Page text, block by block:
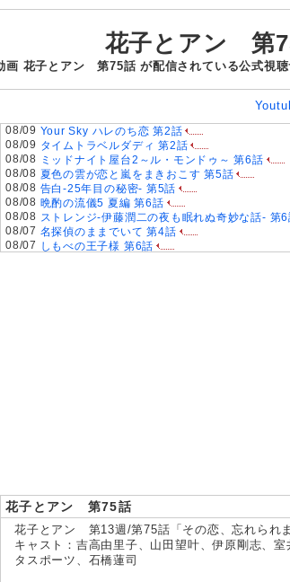
花子とアン 第
画 花子とアン 第75話 が配信されている公式視聴
08/09 Your Sky ハレのち恋 第2話
08/09 タイムトラベルダディ 第2話
08/08
ミッドナイト屋台2～ル・モンドゥ～ 第6話
08/08 夏色の雲が恋と嵐をまきおこす 第5話
08/08 告白-25年目の秘密- 第5話
08/08 晩酌の流儀5 夏編 第6話
08/08 ストレンジ-伊藤潤二の夜も眠れぬ奇妙な話- 第6
08/07 名探偵のままでいて 第4話
08/07
しもべの王子様 第6話
花子とアン 第75話
花子とアン 第13週/第75話「その恋、忘れられま
キャスト：吉高由里子、山田望叶、伊原剛志、室
タスポーツ、石橋蓮司